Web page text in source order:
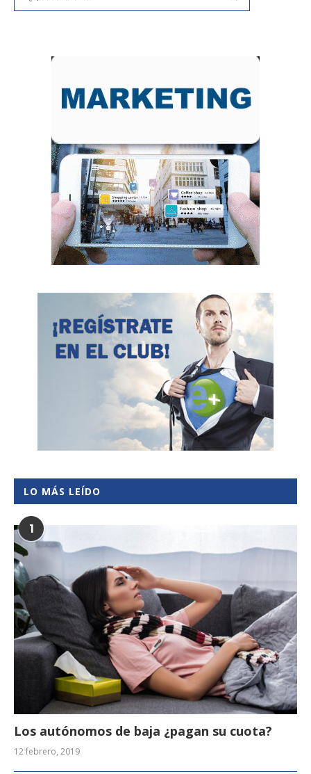
LO MÁS LEÍDO
1
Los autónomos de baja ¿pagan su cuota?
12 febrero, 2019